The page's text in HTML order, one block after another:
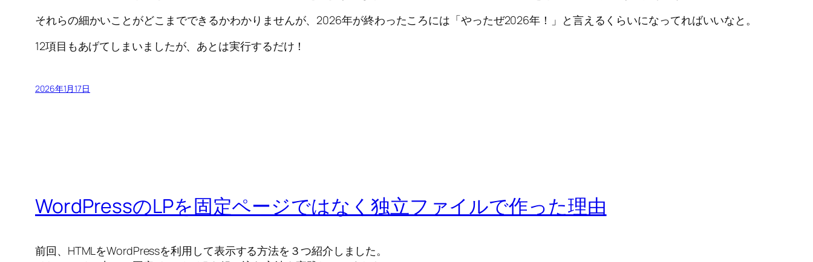
それらの細かいことがどこまでできるかわかりませんが、2026年が終わったころには「やったぜ2026年！」と言えるくらいになってればいいなと。
12項目もあげてしまいましたが、あとは実行するだけ！
2026年1月17日
WordPressのLPを固定ページではなく独立ファイルで作った理由
前回、HTMLをWordPressを利用して表示する方法を３つ紹介しました。